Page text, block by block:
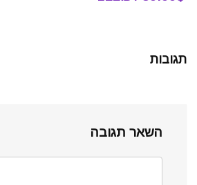
תגובות
השאר תגובה